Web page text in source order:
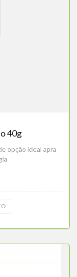
40g
opção ideal apra